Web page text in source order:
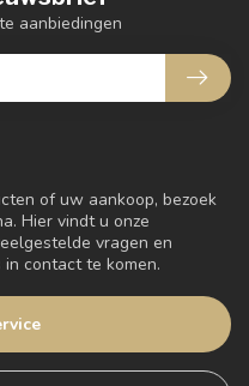
of uw aankoop, bezoek
Hier vindt u onze
vragen en
contact te komen.
aanbiedingen